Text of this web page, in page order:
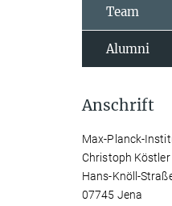
Team
Alumni
Anschrift
Max-Planck-
Christoph Köstler
Hans-Knöll-
07745 Jena